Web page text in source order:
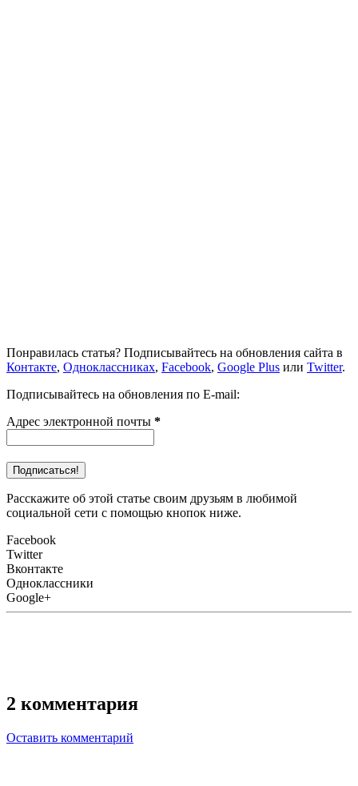
Понравилась статья? Подписывайтесь на обновления сайта в
Контакте, Одноклассниках, Facebook, Google Plus или Twitter.
Подписывайтесь на обновления по E-mail:
Адрес электронной почты *
Расскажите об этой статье своим друзьям в любимой
социальной сети с помощью кнопок ниже.
Facebook
Twitter
Вконтакте
Одноклассники
Google+
2 комментария
Оставить комментарий